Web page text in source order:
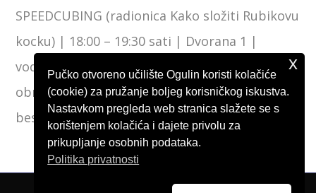
SPEEDCUBING (radionica Kako složiti Rubikovu
kocku) | 18:00 – 19:30 sati | Dvorana 1 |
voditelj Nenad Marjanović | prijave na
obrazovanje@ogulin.hr | sudjelovanje je
besplatno
Pučko otvoreno učilište Ogulin koristi kolačiće
(cookie) za pružanje boljeg korisničkog iskustva.
Nastavkom pregleda web stranica slažete se s
korištenjem kolačića i dajete privolu za
prikupljanje osobnih podataka.
Politika privatnosti
x